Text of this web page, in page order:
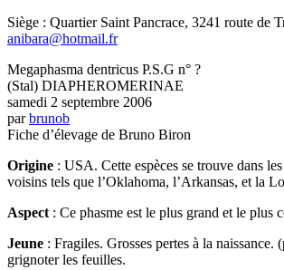
Siège : Quartier Saint Pancrace, 3241 route de
anibara@hotmail.fr
Megaphasma dentricus P.S.G n° ?
(Stal) DIAPHEROMERINAE
samedi 2 septembre 2006
parbrunob
Fiche d’élevage de Bruno Biron
Origine : USA. Cette espèces se trouve dans
voisins tels que l’Oklahoma, l’Arkansas, et la
Aspect : Ce phasme est le plus grand et le plus
Jeune : Fragiles. Grosses pertes à la
grignoter les feuilles.